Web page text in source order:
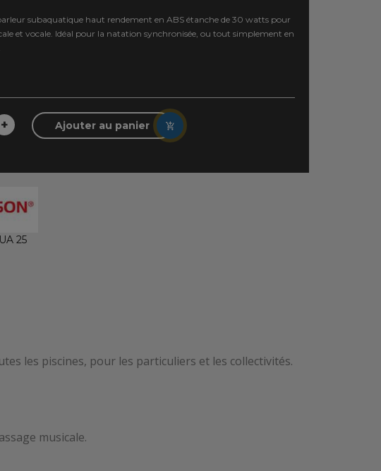
subaquatique haut rendement en ABS étanche de 30 watts pour
et vocale. Idéal pour la natation synchronisée, ou tout simplement en
+ Ajouter au panier
25
les piscines, pour les particuliers et les collectivités.
musicale.